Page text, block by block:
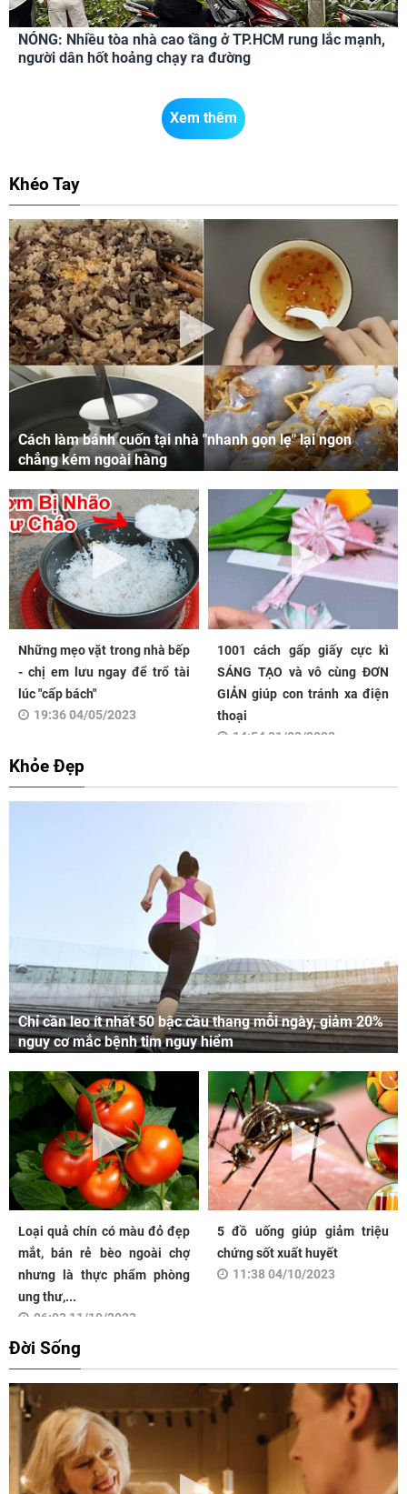
NÓNG: Nhiều tòa nhà cao tầng ở TP.HCM rung lắc mạnh,
người dân hốt hoảng chạy ra đường
Xem thêm
Khéo Tay
Cách làm bánh cuốn tại nhà "nhanh gọn lẹ" lại ngon
chẳng kém ngoài hàng
Những mẹo vặt trong nhà bếp
- chị em lưu ngay để trổ tài
lúc "cấp bách"
19:36 04/05/2023
1001 cách gấp giấy cực kì
SÁNG TẠO và vô cùng ĐƠN
GIẢN giúp con tránh xa điện
thoại
14:54 31/03/2023
Khỏe Đẹp
Chỉ cần leo ít nhất 50 bậc cầu thang mỗi ngày, giảm 20%
nguy cơ mắc bệnh tim nguy hiểm
Loại quả chín có màu đỏ đẹp
mắt, bán rẻ bèo ngoài chợ
nhưng là thực phẩm phòng
ung thư,...
06:03 11/10/2023
5 đồ uống giúp giảm triệu
chứng sốt xuất huyết
11:38 04/10/2023
Đời Sống